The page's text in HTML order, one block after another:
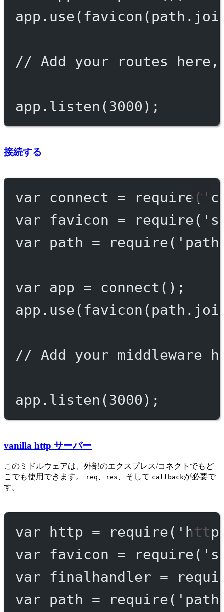
app. use( favicon (path.
// Add your routes
app. listen (3000 );
接続する
var connect = require (
var favicon = require(
var path = require(
var app = connect ();
app. use( favicon (path.
// Add your middleware
app. listen (3000 );
vanilla http サーバー
このミドルウェアは、外部のエクスプレス/コネクトでもど
こでも使用できます。
req res 、そして callbackが必要で
す。
var http = require(
var favicon = require(
var finalhandler =
var path = require(